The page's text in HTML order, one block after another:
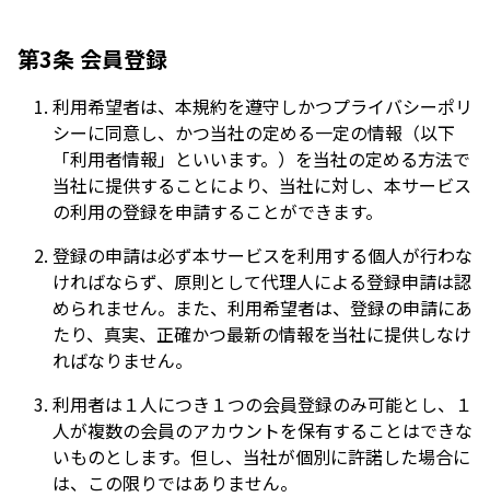
第3条 会員登録
利用希望者は、本規約を遵守しかつプライバシーポリ
シーに同意し、かつ当社の定める一定の情報（以下
「利用者情報」といいます。）を当社の定める方法で
当社に提供することにより、当社に対し、本サービス
の利用の登録を申請することができます。
登録の申請は必ず本サービスを利用する個人が行わな
ければならず、原則として代理人による登録申請は認
められません。また、利用希望者は、登録の申請にあ
たり、真実、正確かつ最新の情報を当社に提供しなけ
ればなりません。
利用者は１人につき１つの会員登録のみ可能とし、１
人が複数の会員のアカウントを保有することはできな
いものとします。但し、当社が個別に許諾した場合に
は、この限りではありません。